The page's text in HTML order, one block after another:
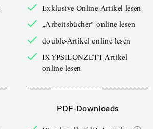
Exklusive Online-Artikel lesen
„Arbeitsbücher“ online lesen
double-Artikel online lesen
IXYPSILONZETT-Artikel
online lesen
PDF-Downloads